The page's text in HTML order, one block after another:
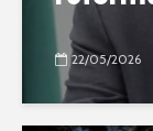
22/05/2026